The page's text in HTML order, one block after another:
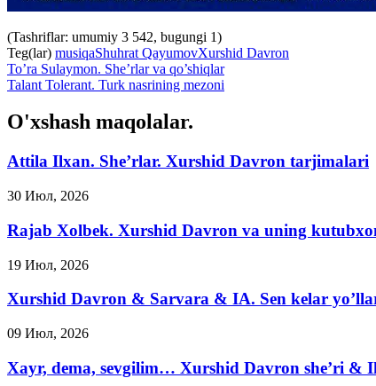
(Tashriflar: umumiy 3 542, bugungi 1)
Teg(lar) musiqaShuhrat QayumovXurshid Davron
To’ra Sulaymon. She’rlar va qo’shiqlar
Talant Tolerant. Turk nasrining mezoni
O'xshash maqolalar.
Attila Ilxan. She’rlar. Xurshid Davron tarjimalari
30 Июл, 2026
Rajab Xolbek. Xurshid Davron va uning
19 Июл, 2026
Xurshid Davron & Sarvara & IA. Sen kelar
09 Июл, 2026
Xayr, dema, sevgilim… Xurshid Davron she’ri &